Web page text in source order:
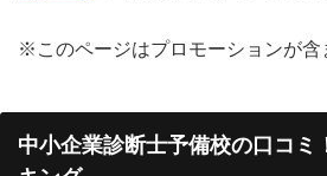
※このページはプロモーションが含
中小企業診断士予備校の口コミ